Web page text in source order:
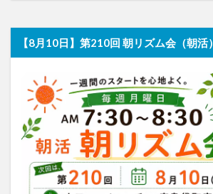
【8月10日】第210回 朝リズム会（朝活）